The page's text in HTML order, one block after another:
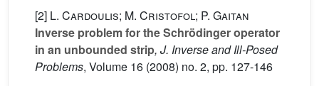
[2] L. Cardoulis; M. Cristofol; P. Gaitan
Inverse problem for the Schrödinger operator
in an unbounded strip, J. Inverse and Ill-Posed
Problems, Volume 16 (2008) no. 2, pp. 127-146